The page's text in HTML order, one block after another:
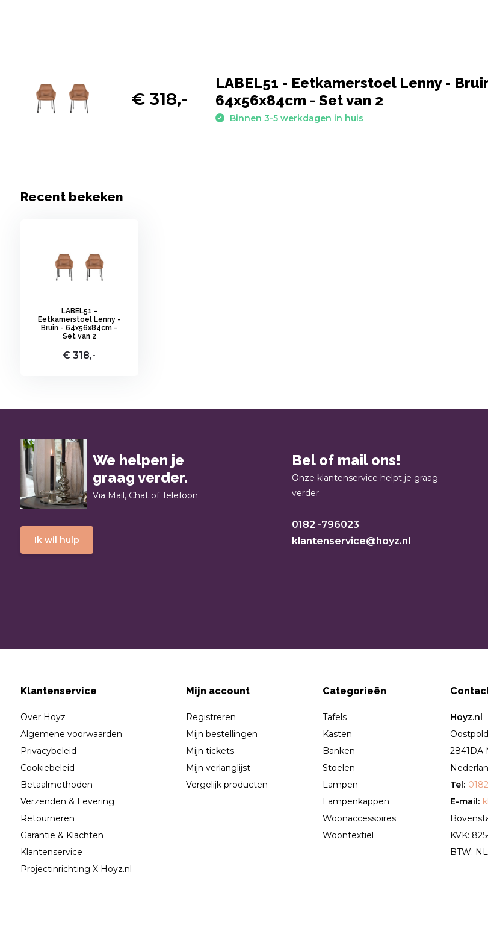
€ 318,-
LABEL51 - Eetkamerstoel Lenny -
64x56x84cm - Set van 2
Binnen 3-5 werkdagen in huis
Recent bekeken
LABEL51 -
Eetkamerstoel Lenny -
Bruin - 64x56x84cm -
Set van 2
€ 318,-
We helpen je
graag verder.
Via Mail, Chat of Telefoon.
Ik wil hulp
Bel of mail ons!
Onze klantenservice helpt je graag
verder.
0182 -796023
klantenservice@hoyz.nl
Klantenservice
Over Hoyz
Algemene voorwaarden
Privacybeleid
Cookiebeleid
Betaalmethoden
Verzenden & Levering
Retourneren
Garantie & Klachten
Klantenservice
Projectinrichting X Hoyz.nl
Mijn account
Registreren
Mijn bestellingen
Mijn tickets
Mijn verlanglijst
Vergelijk producten
Categorieën
Tafels
Kasten
Banken
Stoelen
Lampen
Lampenkappen
Woonaccessoires
Woontextiel
Hoyz.nl
2841DA
Tel:
E-mail:
KVK:
BTW: